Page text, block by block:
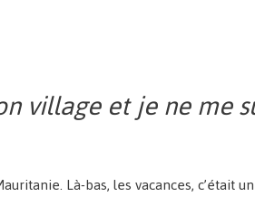
village et je ne me
Là-bas, les vacances, c’était